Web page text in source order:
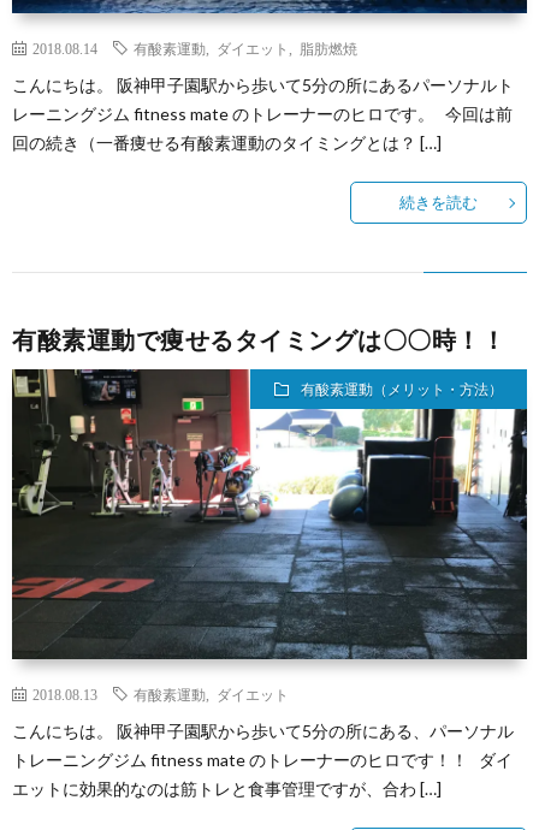
ー
ニ
ロ
ン
法
に
表
記
シ
ー
ー
2018.08.14 有酸素運動 ダイエット 脂肪燃焼
こんにちは。 阪神甲子園駅から歩いて5分の所にあるパーソナルト
レーニングジム fitness mate のトレーナーのヒロです。 今回は前
回の続き（一番痩せる有酸素運動のタイミングとは？ […]
続きを読む
有酸素運動で痩せるタイミングは〇〇時！！
有酸素運動（メリット・方法）
2018.08.13 有酸素運動 ダイエット
こんにちは。 阪神甲子園駅から歩いて5分の所にある、パーソナル
トレーニングジム fitness mate のトレーナーのヒロです！！ ダイ
エットに効果的なのは筋トレと食事管理ですが、合わ […]